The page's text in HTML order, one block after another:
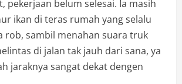
pekerjaan belum selesai. Ia masih
ikan di teras rumah yang selalu
rob, sambil menahan suara truk
di jalan tak jauh dari sana, ya
jaraknya sangat dekat dengen